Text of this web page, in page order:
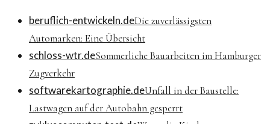
beruflich-entwickeln.deDie zuverlässigsten
Automarken: Eine Übersicht
schloss-wtr.deSommerliche Bauarbeiten im Hamburger
Zugverkehr
softwarekartographie.deUnfall in der Baustelle:
Lastwagen auf der Autobahn gesperrt